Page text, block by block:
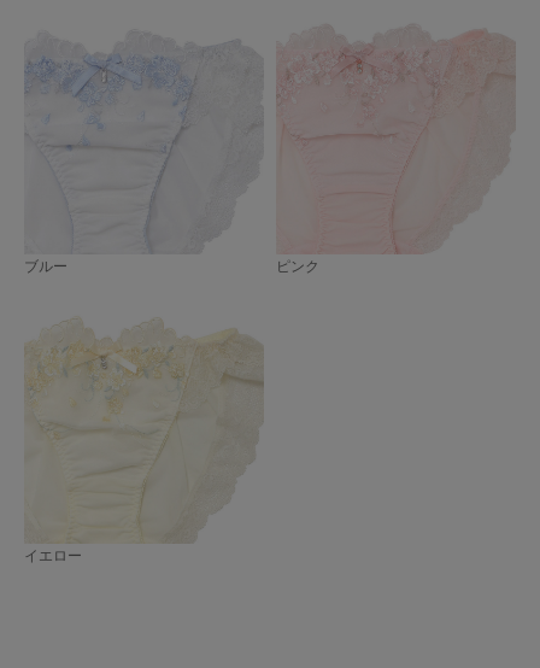
ブルー ピンク
イエロー